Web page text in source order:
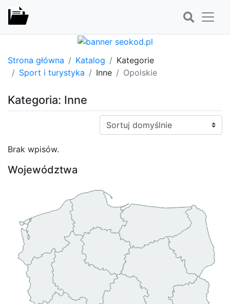
Strona główna Katalog
Kategorie
Sport i turystyka
Inne Opolskie
Kategoria: Inne
Sortuj:
Brak wpisów.
Województwa